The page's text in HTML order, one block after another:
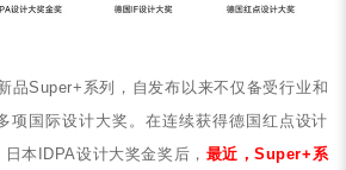
品Super+系列，自发布以来不仅备受行业和
项国际设计大奖。在连续获得德国红点设计
本IDPA设计大奖金奖后， 最近，Super+系